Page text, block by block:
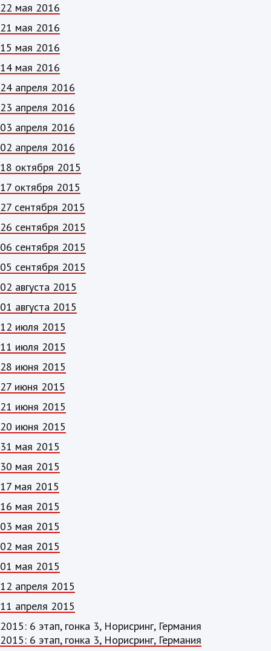
22 мая 2016
21 мая 2016
15 мая 2016
14 мая 2016
24 апреля 2016
23 апреля 2016
03 апреля 2016
02 апреля 2016
18 октября 2015
17 октября 2015
27 сентября 2015
26 сентября 2015
06 сентября 2015
05 сентября 2015
02 августа 2015
01 августа 2015
12 июля 2015
11 июля 2015
28 июня 2015
27 июня 2015
21 июня 2015
20 июня 2015
31 мая 2015
30 мая 2015
17 мая 2015
16 мая 2015
03 мая 2015
02 мая 2015
01 мая 2015
12 апреля 2015
11 апреля 2015
2015: 6 этап, гонка 3, Норисринг, Германия
2015: 6 этап, гонка 3, Норисринг, Германия